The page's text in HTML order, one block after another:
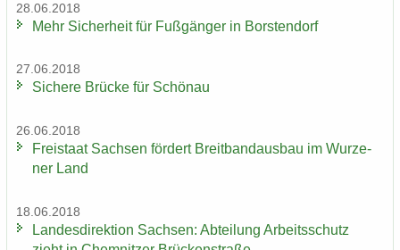
28.06.2018
Mehr Si­cher­heit für Fuß­gän­ger in Bors­ten­dorf
27.06.2018
Si­che­re Brü­cke für Schön­au
26.06.2018
Frei­staat Sach­sen för­dert Breit­band­aus­bau im Wur­ze­
ner Land
18.06.2018
Lan­des­di­rek­ti­on Sach­sen: Ab­tei­lung Ar­beits­schutz